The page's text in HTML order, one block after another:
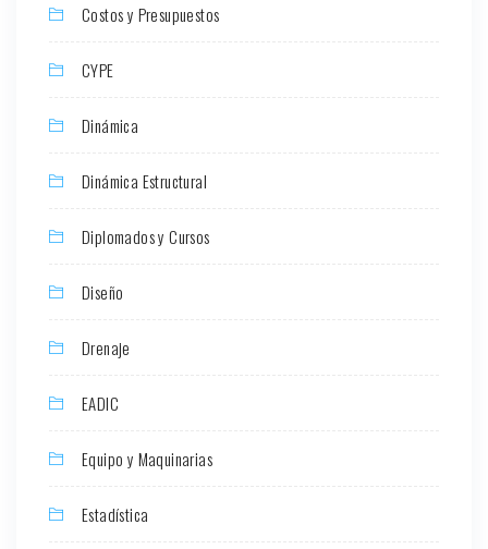
Costos y Presupuestos
CYPE
Dinámica
Dinámica Estructural
Diplomados y Cursos
Diseño
Drenaje
EADIC
Equipo y Maquinarias
Estadística